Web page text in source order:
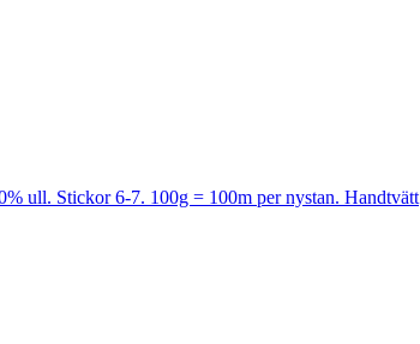
ull. Stickor 6-7. 100g = 100m per nystan. Handtvätt